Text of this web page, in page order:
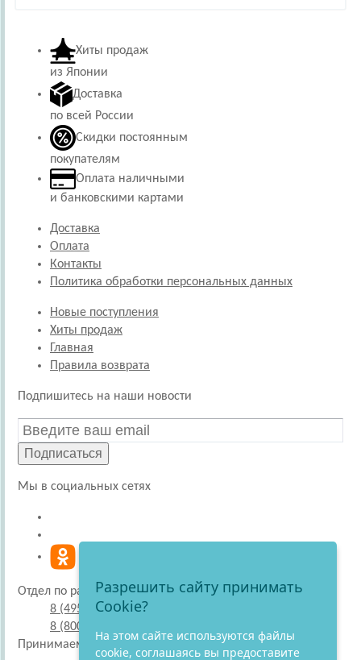
Хиты продаж
из Японии
Доставка
по всей России
Скидки постоянным
покупателям
Оплата наличными
и банковскими картами
Доставка
Оплата
Контакты
Политика обработки персональных данных
Новые поступления
Хиты продаж
Главная
Правила возврата
Подпишитесь на наши новости
Подписаться
Мы в социальных сетях
Отдел по работе с покупателями
8 (495) 220-51-30
8 (800) 707-27-19
Принимаем к оплате
Разрешить сайту принимать
Cookie?
На этом сайте используются файлы
cookie, соглашаясь вы предоставите